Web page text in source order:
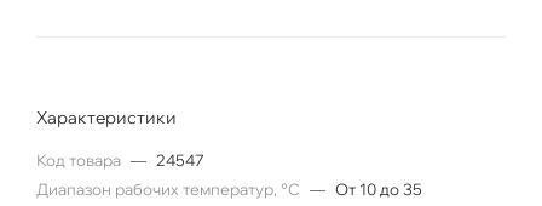
Характеристики
Код товара — 24547
Диапазон рабочих температур, °C — От 10 до 35